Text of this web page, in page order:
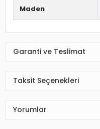
Maden
Garanti ve Teslimat
Taksit Seçenekleri
Yorumlar